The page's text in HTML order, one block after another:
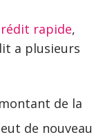
rapide,
a plusieurs
de la
de nouveau